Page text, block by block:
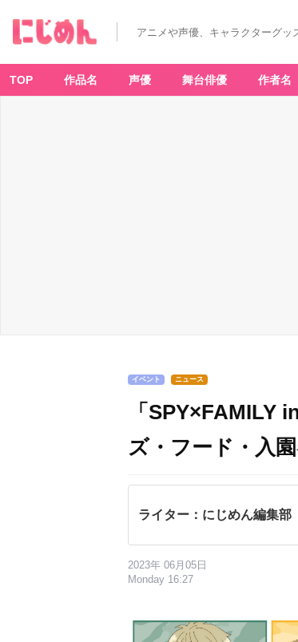
アニメや声優、キャラクターグッ
TOP 作品名 声優 舞台俳優 作者名
イベント ニュース
「SPY×FAMILY
ズ・フード・入
ライター：にじめん編集部
2023年 06月05日
Monday 16:27